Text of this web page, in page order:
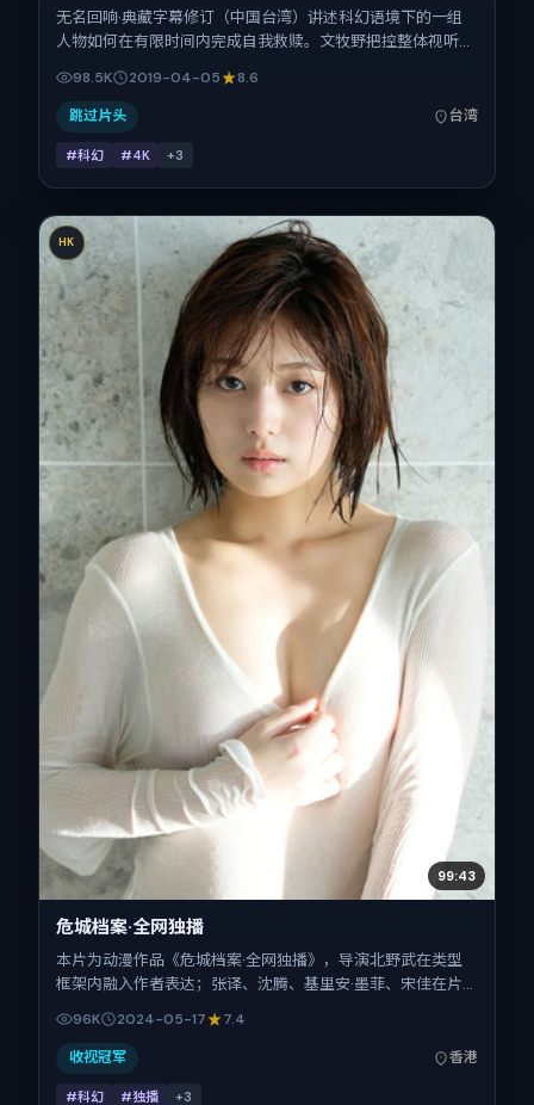
无名回响·典藏字幕修订（中国台湾）讲述科幻语境下的一组
人物如何在有限时间内完成自我救赎。文牧野把控整体视听语
定于 2019-04-05 起陆续登陆院线与网络平台，春季档公
映，片长170分钟。
98.5K 2019-04-05 8.6
跳过片头 台湾
#科幻 #4K +3
HK
99:43
危城档案·全网独播
本片为动漫作品《危城档案·全网独播》，导演北野武在类型
框架内融入作者表达；张译、沈腾、基里安·墨菲、宋佳在片
中承担多重关系线。故事类型为科幻，主拍摄地与出品背景为
中国香港。上映时间 2024年5月17日（公映登记日 2024-
05-17），全片111分钟，节奏张弛有度。
96K 2024-05-17 7.4
收视冠军 香港
#科幻 #独播 +3